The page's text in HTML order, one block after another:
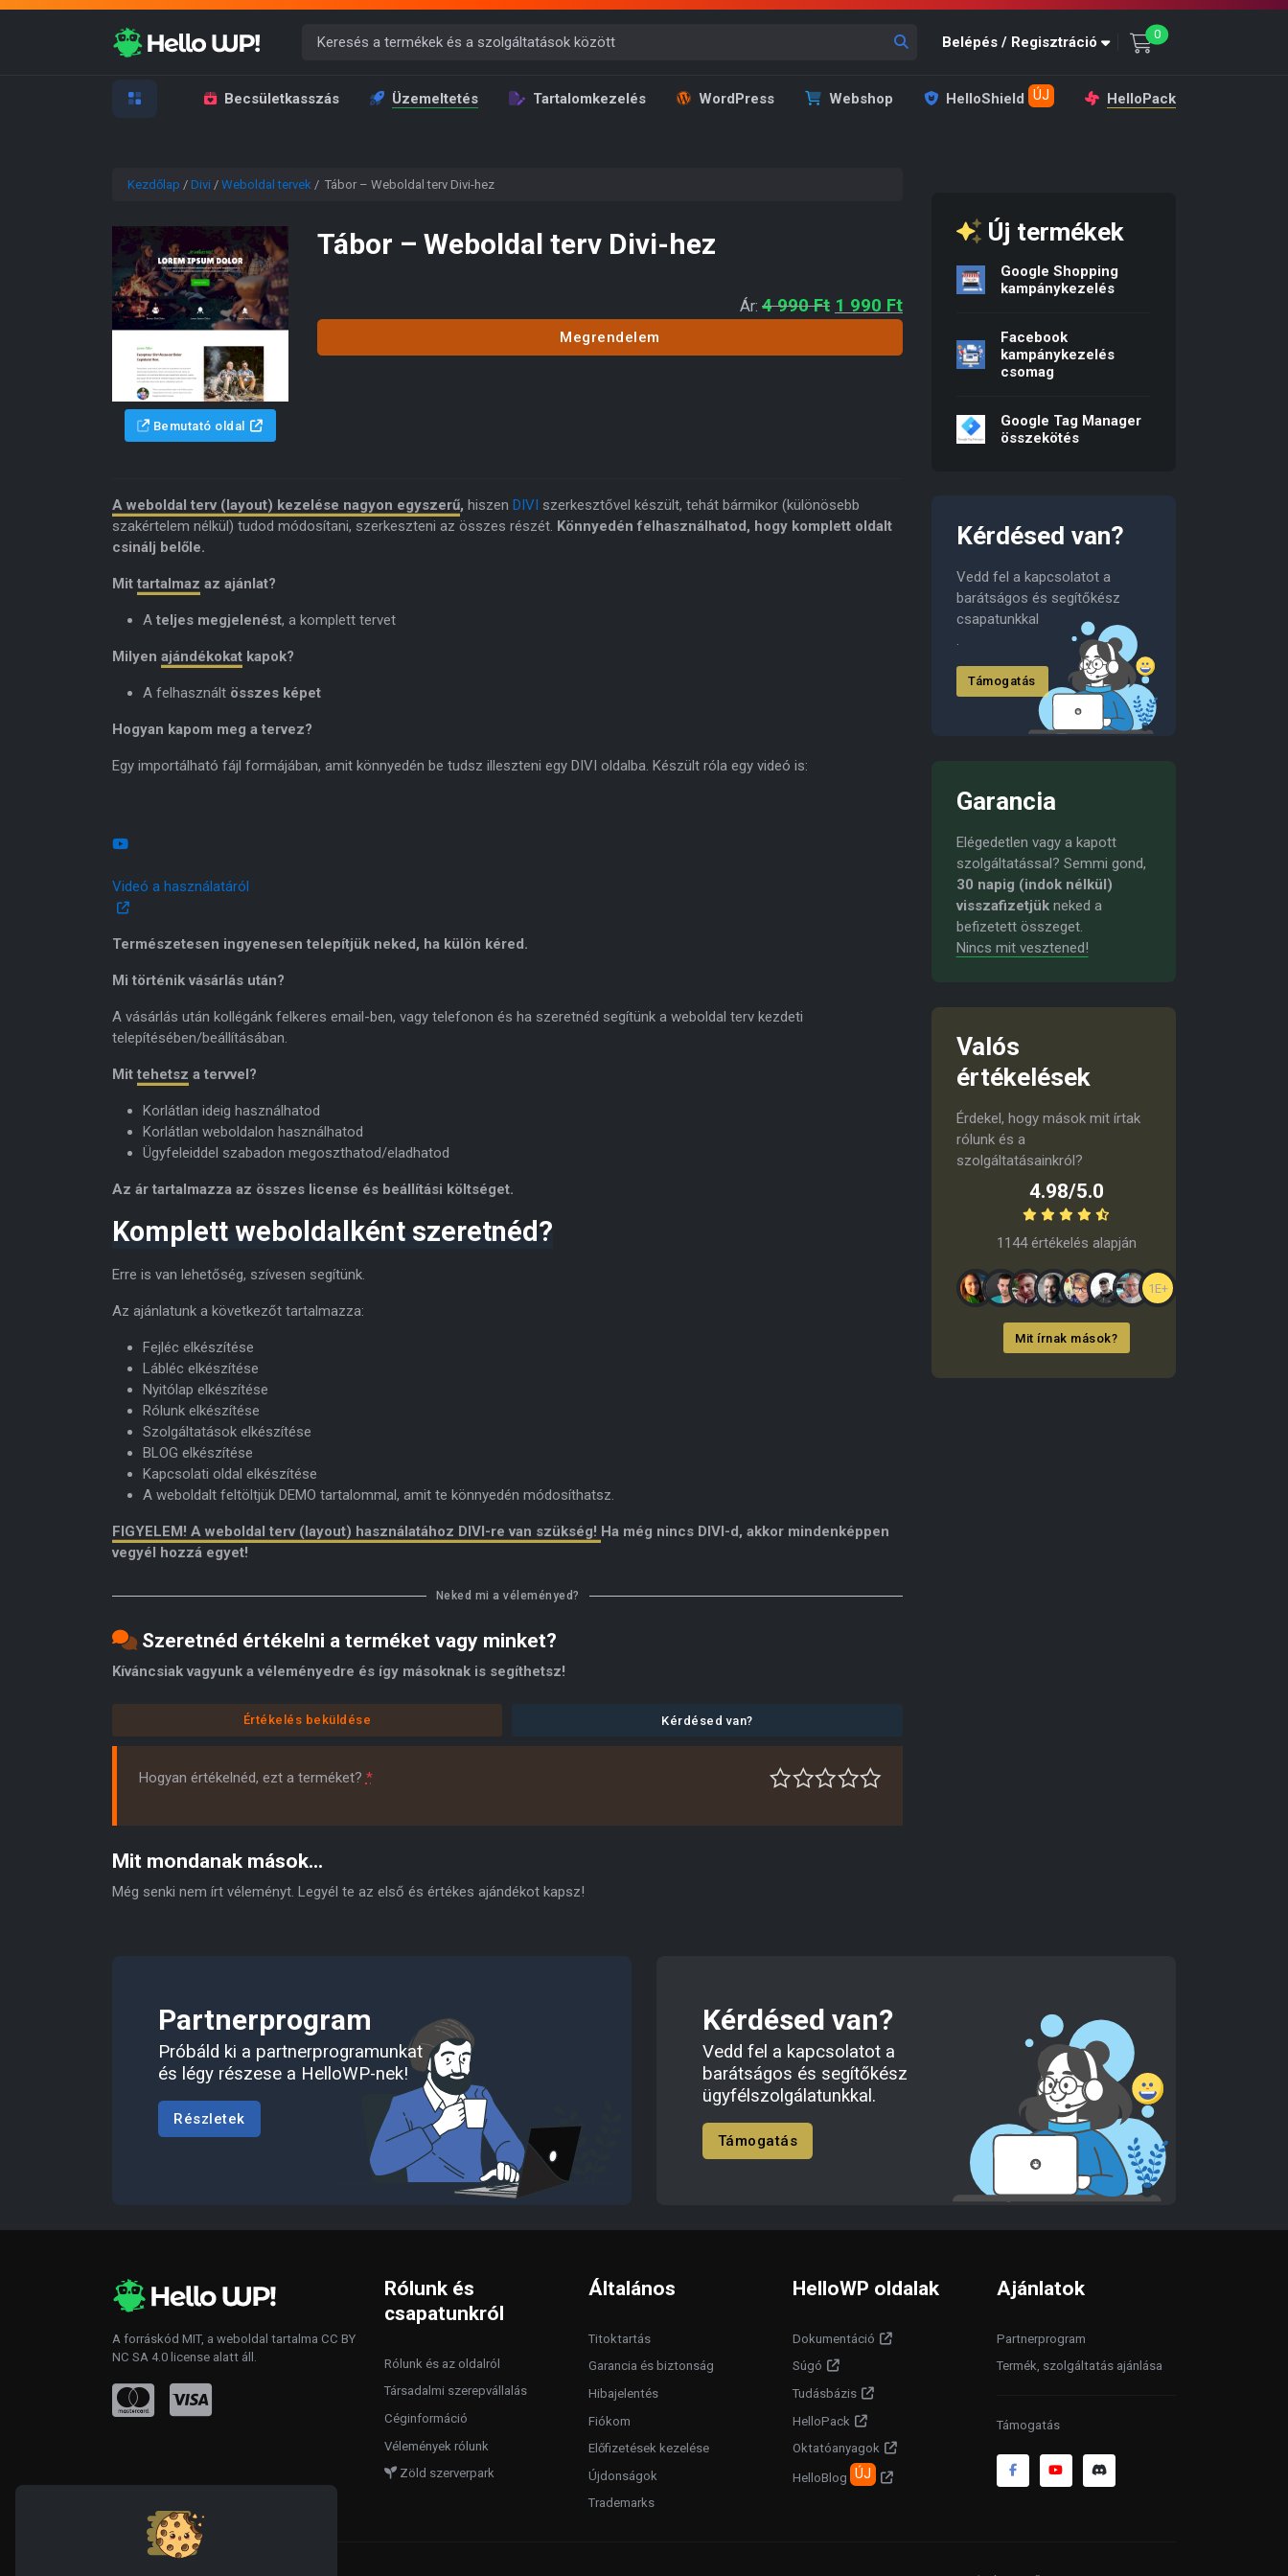
Belépés / Regisztráció 0unread messages
Becsületkasszás Üzemeltetés Tartalomkezelés WordPress Webshop HelloShield ÚJ HelloPack
Kezdőlap / Divi / Weboldal tervek / Tábor – Weboldal terv Divi-hez
Bemutató oldal
Tábor – Weboldal terv Divi-hez
Ár: 4 990Ft Original price was: 4 990 Ft.
1 990 FtCurrent price is: 1 990 Ft.
Megrendelem
A weboldal terv (layout) kezelése nagyon egyszerű, hiszen DIVI szerkesztővel készült, tehát bármikor (különösebb
szakértelem nélkül) tudod módosítani, szerkeszteni az összes részét. Könnyedén felhasználhatod, hogy komplett oldalt
csinálj belőle.
Mit tartalmaz az ajánlat?
A teljes megjelenést, a komplett tervet
Milyen ajándékokat kapok?
A felhasznált összes képet
Hogyan kapom meg a tervez?
Egy importálható fájl formájában, amit könnyedén be tudsz illeszteni egy DIVI oldalba. Készült róla egy videó is:
Videó a használatáról
Természetesen ingyenesen telepítjük neked, ha külön kéred.
Mi történik vásárlás után?
A vásárlás után kollégánk felkeres email-ben, vagy telefonon és ha szeretnéd segítünk a weboldal terv kezdeti
telepítésében/beállításában.
Mit tehetsz a tervvel?
Korlátlan ideig használhatod
Korlátlan weboldalon használhatod
Ügyfeleiddel szabadon megoszthatod/eladhatod
Az ár tartalmazza az összes license és beállítási költséget.
Komplett weboldalként szeretnéd?
Erre is van lehetőség, szívesen segítünk.
Az ajánlatunk a következőt tartalmazza:
Fejléc elkészítése
Lábléc elkészítése
Nyitólap elkészítése
Rólunk elkészítése
Szolgáltatások elkészítése
BLOG elkészítése
Kapcsolati oldal elkészítése
A weboldalt feltöltjük DEMO tartalommal, amit te könnyedén módosíthatsz.
FIGYELEM! A weboldal terv (layout) használatához DIVI-re van szükség! Ha még nincs DIVI-d, akkor mindenképpen
vegyél hozzá egyet!
Neked mi a véleményed?
Szeretnéd értékelni a terméket vagy minket?
Kíváncsiak vagyunk a véleményedre és így másoknak is segíthetsz!
Értékelés beküldése Kérdésed van?
Hogyan értékelnéd, ezt a terméket? *
Mit mondanak mások...
Még senki nem írt véleményt. Legyél te az első és értékes ajándékot kapsz!
Új termékek
Google Shopping
kampánykezelés
Facebook
kampánykezelés
csomag
Google Tag Manager
összekötés
Kérdésed van?
Vedd fel a kapcsolatot a
barátságos és segítőkész
csapatunkkal
.
Támogatás
Garancia
Elégedetlen vagy a kapott
szolgáltatással? Semmi gond,
30 napig (indok nélkül)
visszafizetjükneked a
befizetett összeget.
Nincs mit vesztened!
Valós
értékelések
Érdekel, hogy mások mit írtak
rólunk és a
szolgáltatásainkról?
4.98/5.0
1144 értékelés alapján
1E+
Mit írnak mások?
Partnerprogram
Próbáld ki a partnerprogramunkat
és légy részese a HelloWP-nek!
Részletek
Kérdésed van?
Vedd fel a kapcsolatot a
barátságos és segítőkész
ügyfélszolgálatunkkal.
Támogatás
A forráskód MIT, a weboldal tartalma CC BY
NC SA 4.0 license alatt áll.
Rólunk és
csapatunkról
Rólunk és az oldalról
Társadalmi szerepvállalás
Céginformáció
Vélemények rólunk
Zöld szerverpark
Általános
Titoktartás
Garancia és biztonság
Hibajelentés
Fiókom
Előfizetések kezelése
Újdonságok
Trademarks
HelloWP oldalak
Dokumentáció
Súgó
Tudásbázis
HelloPack
Oktatóanyagok
HelloBlog ÚJ
Ajánlatok
Partnerprogram
Termék, szolgáltatás ajánlása
Támogatás